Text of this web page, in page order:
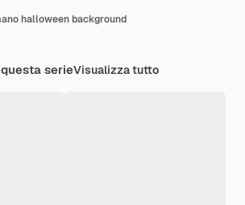
halloween background
serieVisualizza tutto